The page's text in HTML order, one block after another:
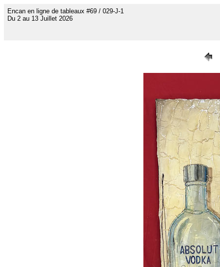
Encan en ligne de tableaux #69 / 029-J-1
Du 2 au 13 Juillet 2026